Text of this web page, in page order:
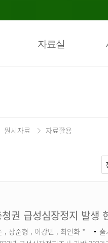
자료실
원시자료 자료활용
권 급성심장정지 발생
, 장준형 , 이강민 , 최연화 *